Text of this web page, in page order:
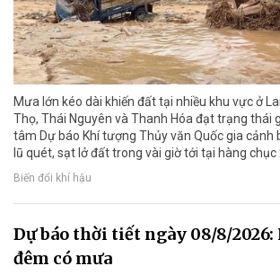
Mưa lớn kéo dài khiến đất tại nhiều khu vực ở
Thọ, Thái Nguyên và Thanh Hóa đạt trạng thái
tâm Dự báo Khí tượng Thủy văn Quốc gia cảnh
lũ quét, sạt lở đất trong vài giờ tới tại hàng chục
Biến đổi khí hậu
Dự báo thời tiết ngày 08/8/2026:
đêm có mưa